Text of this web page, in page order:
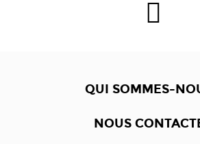
QUI SOMMES-
NOUS